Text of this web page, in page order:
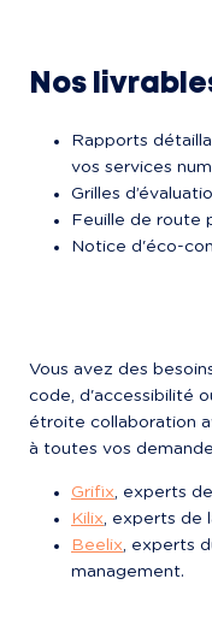
Nos
Rapports
vos services
Grilles
Feuille de route
Notice d'éco-
Vous avez des
code, d'accessibilité
étroite collaboration
à toutes vos
Grifix, experts
Kilix, experts de
Beelix, experts
management.